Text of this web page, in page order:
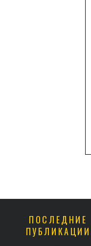
ПОСЛЕДНИЕ
ПУБЛИКАЦИИ